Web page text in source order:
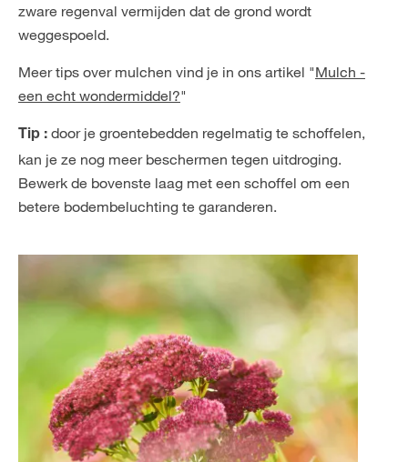
zware regenval vermijden dat de grond wordt
weggespoeld.
Meer tips over mulchen vind je in ons artikel "Mulch -
een echt wondermiddel?"
Tip : door je groentebedden regelmatig te schoffelen,
kan je ze nog meer beschermen tegen uitdroging.
Bewerk de bovenste laag met een schoffel om een
betere bodembeluchting te garanderen.